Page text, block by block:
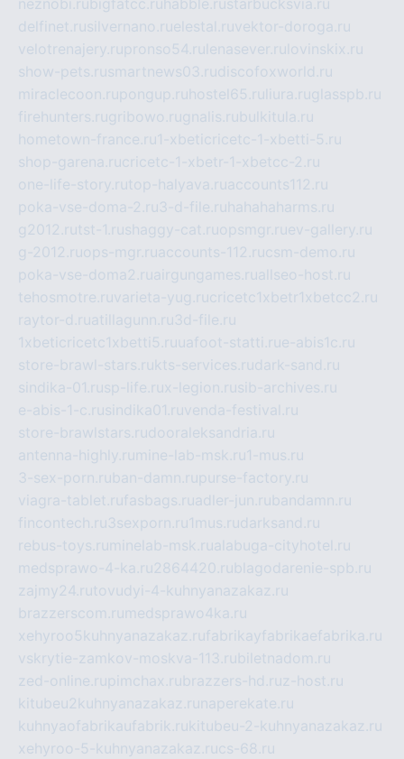
neznobi.rubigfatcc.ru habble.rustarbucksvia.ru
delfinet.rusilvernano.ruelestal.ruvektor-doroga.ru
velotrenajery.rupronso54.ru lenasever.ru lovinskix.ru
show-pets.rusmartnews03.rudiscofoxworld.ru
miraclecoon.rupongup.ru hostel65.ru liura.ruglasspb.ru
firehunters.rugribowo.rugnalis.rubulkitula.ru
hometown-france.ru1-xbeticricetc-1-xbetti-5.ru
shop-garena.rucricetc-1-xbetr-1-xbetcc-2.ru
one-life-story.rutop-halyava.ruaccounts112.ru
poka-vse-doma-2.ru3-d-file.ru hahahaharms.ru
g2012.rutst-1.rushaggy-cat.ruopsmgr.ruev-gallery.ru
g-2012.ruops-mgr.ruaccounts-112.rucsm-demo.ru
poka-vse-doma2.ruairgungames.ruallseo-host.ru
tehosmotre.ruvarieta-yug.rucricetc1xbetr1xbetcc2.ru
raytor-d.ruatillagunn.ru3d-file.ru
1xbeticricetc1xbetti5.ruuafoot-statti.rue-abis1c.ru
store-brawl-stars.rukts-services.rudark-sand.ru
sindika-01.rusp-life.rux-legion.rusib-archives.ru
e-abis-1-c.rusindika01.ruvenda-festival.ru
store-brawlstars.rudooraleksandria.ru
antenna-highly.ru mine-lab-msk.ru1-mus.ru
3-sex-porn.ruban-damn.rupurse-factory.ru
viagra-tablet.rufasbags.ruadler-jun.rubandamn.ru
fincontech.ru3sexporn.ru1mus.rudarksand.ru
rebus-toys.ru minelab-msk.rualabuga-cityhotel.ru
medsprawo-4-ka.ru2864420.rublagodarenie-spb.ru
zajmy24.rutovudyi-4-kuhnyanazakaz.ru
brazzerscom.ru medsprawo4ka.ru
xehyroo5kuhnyanazakaz.rufabrikayfabrikaefabrika.ru
vskrytie-zamkov-moskva-113.rubiletnadom.ru
zed-online.rupimchax.rubrazzers-hd.ruz-host.ru
kitubeu2kuhnyanazakaz.ru naperekate.ru
kuhnyaofabrikaufabrik.rukitubeu-2-kuhnyanazakaz.ru
xehyroo-5-kuhnyanazakaz.rucs-68.ru